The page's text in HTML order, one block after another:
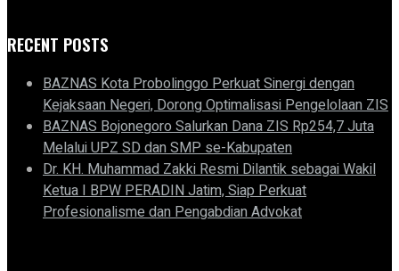
RECENT POSTS
BAZNAS Kota Probolinggo Perkuat Sinergi dengan
Kejaksaan Negeri, Dorong Optimalisasi Pengelolaan ZIS
BAZNAS Bojonegoro Salurkan Dana ZIS Rp254,7 Juta
Melalui UPZ SD dan SMP se-Kabupaten
Dr. KH. Muhammad Zakki Resmi Dilantik sebagai Wakil
Ketua I BPW PERADIN Jatim, Siap Perkuat
Profesionalisme dan Pengabdian Advokat